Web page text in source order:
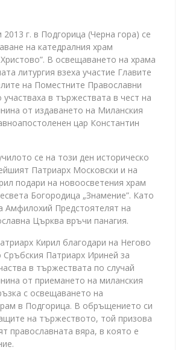
г. в Подгорица (Черна гора) се
на катедралния храм
В освещаването на храма
литургия взеха участие Главите
на Поместните Православни
в тържествата в чест на
от издаването на Миланския
цар Константин
се на този ден историческо
Патриарх Московски и на
подари на новоосветения храм
Богородица „Знамение”. Като
Амфилохий Предстоятелят на
Църква връчи панагия.
Кирил благодари на Негово
Патриарх Ириней за
в тържествата по случай
от приемането на миланския
с освещаването на
в Подгорица. В обръщението си
на тържеството, той призова
православната вяра, в която е